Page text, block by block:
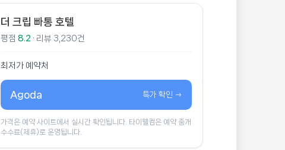
더 크립 빠통 호텔
평점 8.2 · 리뷰 3,230건
최저가 예약처
Agoda 특가 확인 →
가격은 예약 사이트에서 실시간 확인됩니다. 타이웰컴은 예약 중개
수수료(제휴)로 운영됩니다.